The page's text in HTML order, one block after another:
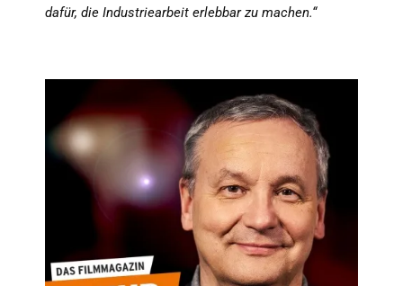
dafür, die Industriearbeit erlebbar zu machen.“